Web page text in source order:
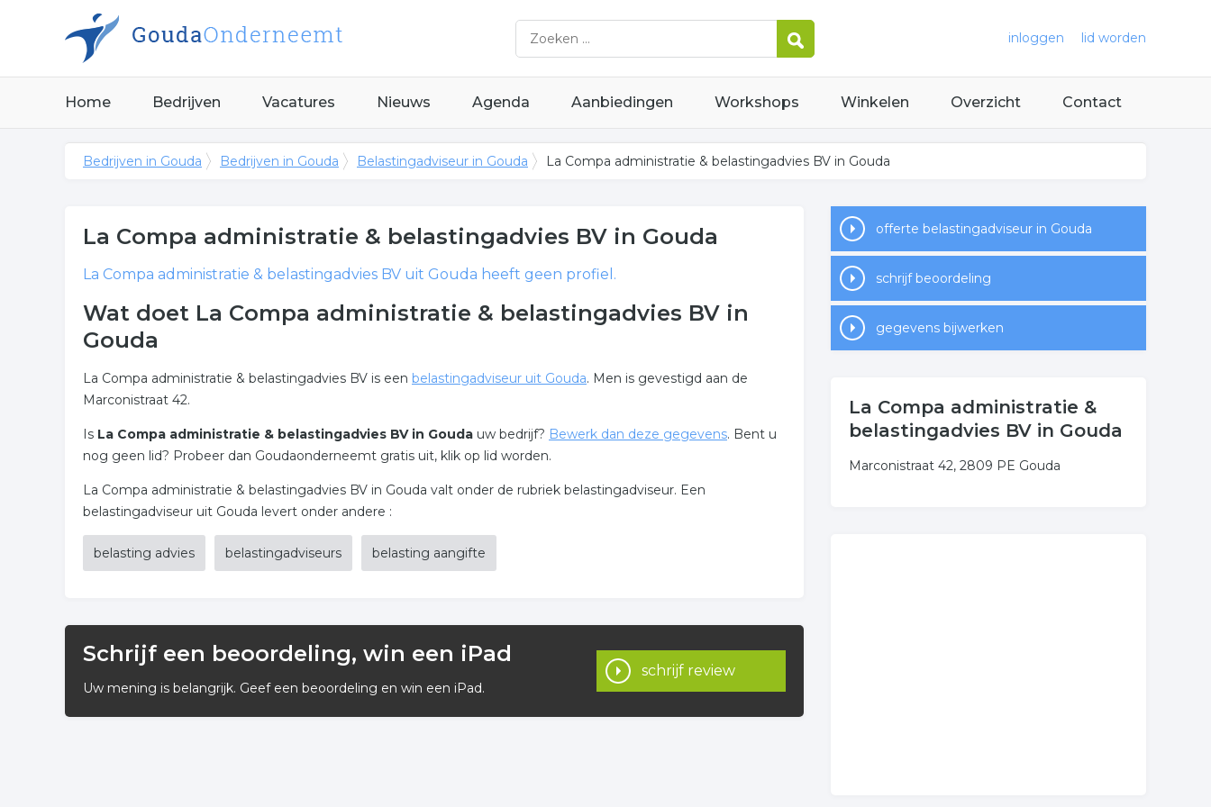
inloggen lid worden
Home Bedrijven Vacatures Nieuws Agenda Aanbiedingen Workshops Winkelen Overzicht Contact
Bedrijven in Gouda Bedrijven in Gouda Belastingadviseur in Gouda La Compa administratie & belastingadvies BV in Gouda
La Compa administratie & belastingadvies BV in Gouda
La Compa administratie & belastingadvies BV uit Gouda heeft geen profiel.
Wat doet La Compa administratie & belastingadvies BV in
Gouda
La Compa administratie & belastingadvies BV is een belastingadviseur uit Gouda. Men is gevestigd aan de
Marconistraat 42.
Is La Compa administratie & belastingadvies BV in Gouda uw bedrijf? Bewerk dan deze gegevens. Bent u
nog geen lid? Probeer dan Goudaonderneemt gratis uit, klik op lid worden.
La Compa administratie & belastingadvies BV in Gouda valt onder de rubriek belastingadviseur. Een
belastingadviseur uit Gouda levert onder andere :
belasting advies belastingadviseurs belasting aangifte
Schrijf een beoordeling, win een iPad
Uw mening is belangrijk. Geef een beoordeling en win een iPad.
schrijf review
offerte belastingadviseur in Gouda
schrijf beoordeling
gegevens bijwerken
La Compa administratie &
belastingadvies BV in Gouda
Marconistraat 42, 2809 PE Gouda